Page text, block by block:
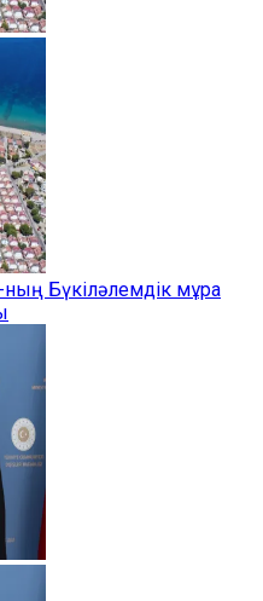
Бүкіләлемдік мұра